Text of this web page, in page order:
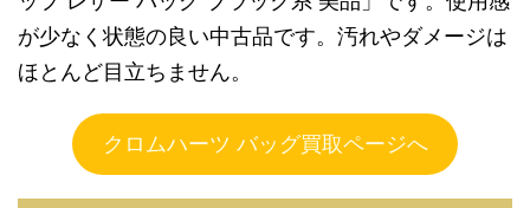
が少なく状態の良い中古品です。汚れやダメージは
ほとんど目立ちません。
クロムハーツ バッグ買取ページへ